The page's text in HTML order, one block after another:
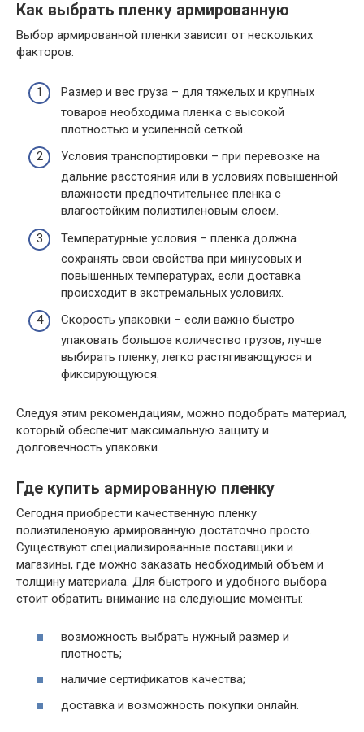
Как выбрать пленку армированную
Выбор армированной пленки зависит от нескольких
факторов:
Размер и вес груза – для тяжелых и крупных
товаров необходима пленка с высокой
плотностью и усиленной сеткой.
Условия транспортировки – при перевозке на
дальние расстояния или в условиях повышенной
влажности предпочтительнее пленка с
влагостойким полиэтиленовым слоем.
Температурные условия – пленка должна
сохранять свои свойства при минусовых и
повышенных температурах, если доставка
происходит в экстремальных условиях.
Скорость упаковки – если важно быстро
упаковать большое количество грузов, лучше
выбирать пленку, легко растягивающуюся и
фиксирующуюся.
Следуя этим рекомендациям, можно подобрать материал,
который обеспечит максимальную защиту и
долговечность упаковки.
Где купить армированную пленку
Сегодня приобрести качественную пленку
полиэтиленовую армированную достаточно просто.
Существуют специализированные поставщики и
магазины, где можно заказать необходимый объем и
толщину материала. Для быстрого и удобного выбора
стоит обратить внимание на следующие моменты:
возможность выбрать нужный размер и
плотность;
наличие сертификатов качества;
доставка и возможность покупки онлайн.